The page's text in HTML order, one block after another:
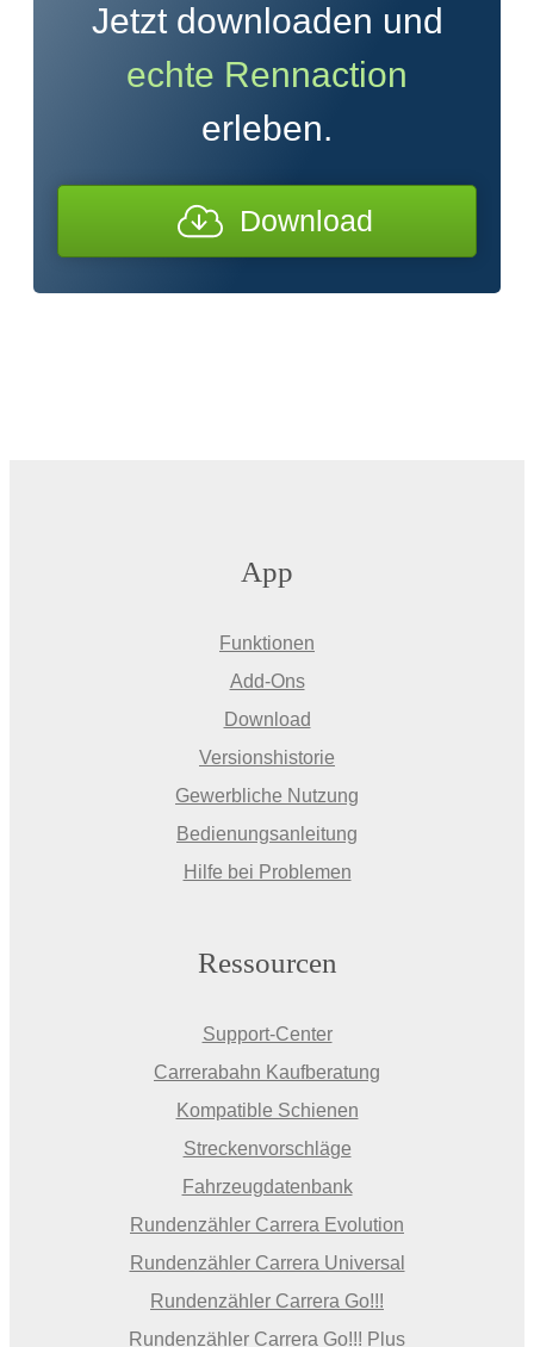
Jetzt downloaden und
echte Rennaction
erleben.
Download
App
Funktionen
Add-Ons
Download
Versionshistorie
Gewerbliche Nutzung
Bedienungsanleitung
Hilfe bei Problemen
Ressourcen
Support-Center
Carrerabahn Kaufberatung
Kompatible Schienen
Streckenvorschläge
Fahrzeugdatenbank
Rundenzähler Carrera Evolution
Rundenzähler Carrera Universal
Rundenzähler Carrera Go!!!
Rundenzähler Carrera Go!!! Plus